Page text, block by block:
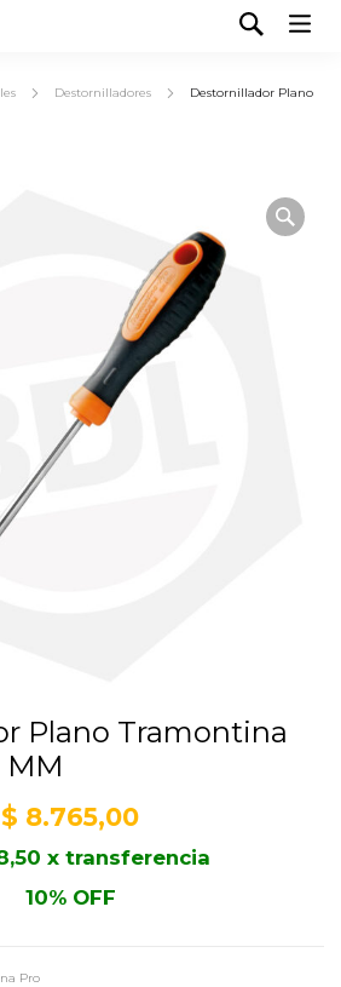
Destornilladores
Destornillador Plano
Plano Tramontina
MM
$ 8.765,00
x transferencia
10% OFF
Pro